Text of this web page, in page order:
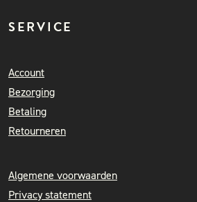
SERVICE
Account
Bezorging
Betaling
Retourneren
Algemene voorwaarden
Privacy statement